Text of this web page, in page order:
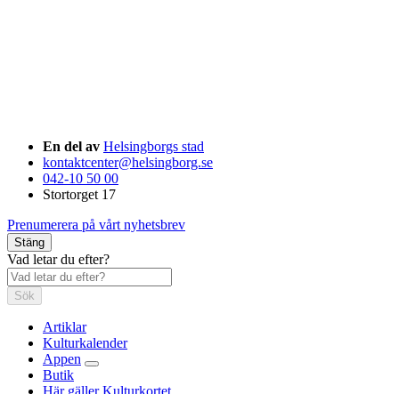
En del av Helsingborgs stad
kontaktcenter@helsingborg.se
042-10 50 00
Stortorget 17
Prenumerera på vårt nyhetsbrev
Stäng
Vad letar du efter?
Sök
Artiklar
Kulturkalender
Appen
Butik